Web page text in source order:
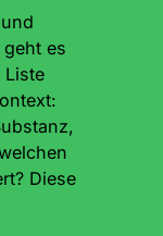
es
Liste
Diese